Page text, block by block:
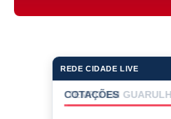
REDE CIDADE LIVE
COTAÇÕES